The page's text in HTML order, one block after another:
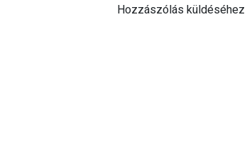
Hozzászólás küldéséhez